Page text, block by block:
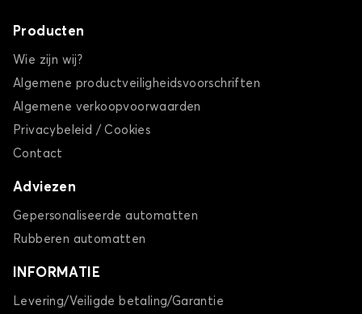
Producten
Wie zijn wij?
Algemene productveiligheidsvoorschriften
Algemene verkoopvoorwaarden
Privacybeleid / Cookies
Contact
Adviezen
Gepersonaliseerde automatten
Rubberen automatten
INFORMATIE
Levering/Veiligde betaling/Garantie